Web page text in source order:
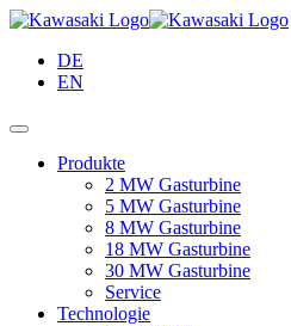
Springe
Inhalt
DE
EN
Produkte
2 MW Gasturbine
5 MW Gasturbine
8 MW Gasturbine
18 MW Gasturbine
30 MW Gasturbine
Service
Technologie